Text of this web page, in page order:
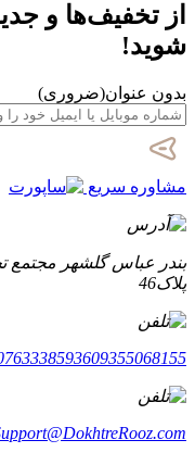
از تخفیف‌ها و
شوید!
بدون عنوان(ضروری)
مشاوره سریع
بندر عباس گلشهر مجتمع
پلاک46
09355068155